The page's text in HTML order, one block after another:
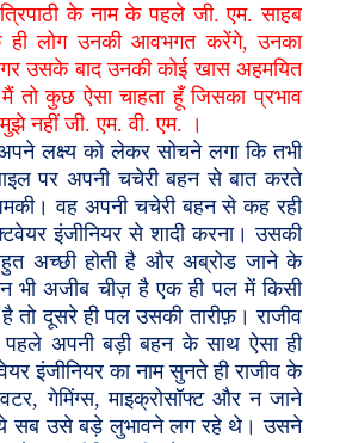
के नाम के पहले जी. एम. साहब
ही लोग उनकी आवभगत करेंगे, उनका
उसके बाद उनकी कोई खास अहमयित
तो कुछ ऐसा चाहता हूँ जिसका प्रभाव
नहीं जी. एम. वी. एम. ।
लक्ष्य को लेकर सोचने लगा कि तभी
पर अपनी चचेरी बहन से बात करते
वह अपनी चचेरी बहन से कह रही
इंजीनियर से शादी करना। उसकी
अच्छी होती है और अब्रोड जाने के
भी अजीब चीज़ है एक ही पल में किसी
तो दूसरे ही पल उसकी तारीफ़। राजीव
पहले अपनी बड़ी बहन के साथ ऐसा ही
इंजीनियर का नाम सुनते ही राजीव के
, गेमिंग्स, माइक्रोसॉफ्ट और न जाने
सब उसे बड़े लुभावने लग रहे थे। उसने